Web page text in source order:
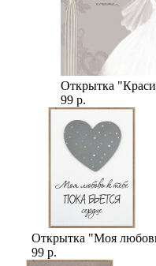
Открытка
99 р.
Открытка "Моя
99 р.